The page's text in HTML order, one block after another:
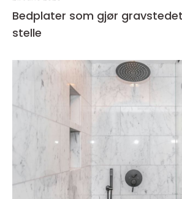
Bedplater som gjør
stelle